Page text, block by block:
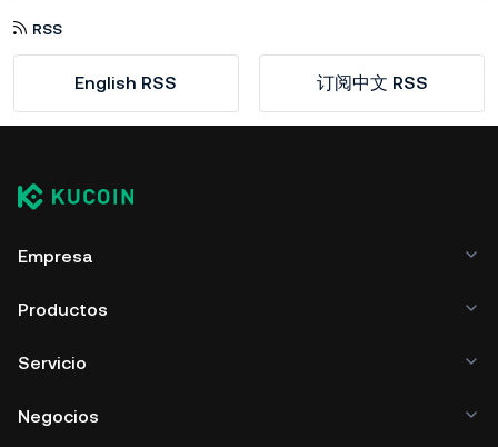
RSS
English RSS 订阅中文 RSS
Empresa
Productos
Servicio
Negocios